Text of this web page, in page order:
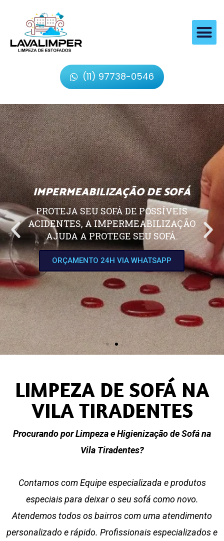
(11) 97738-0546
IMPERMEABILIZAÇÃO DE SOFÁ
PROTEJA SEU SOFÁ DE POSSÍVEIS
ACIDENTES, A IMPERMEABILIZAÇÃO
AJUDA A PROTEGE SEU SOFÁ.
ORÇAMENTO 24H VIA WHATSAPP
LIMPEZA DE SOFÁ NA
VILA TIRADENTES
Procurando por Limpeza e Higienização de Sofá na
Vila Tiradentes?
Contamos com Equipe especializada e produtos
especiais para deixar o seu sofá como novo.
Atendemos todos os bairros com uma atendimento
personalizado e rápido. Profissionais especializados e